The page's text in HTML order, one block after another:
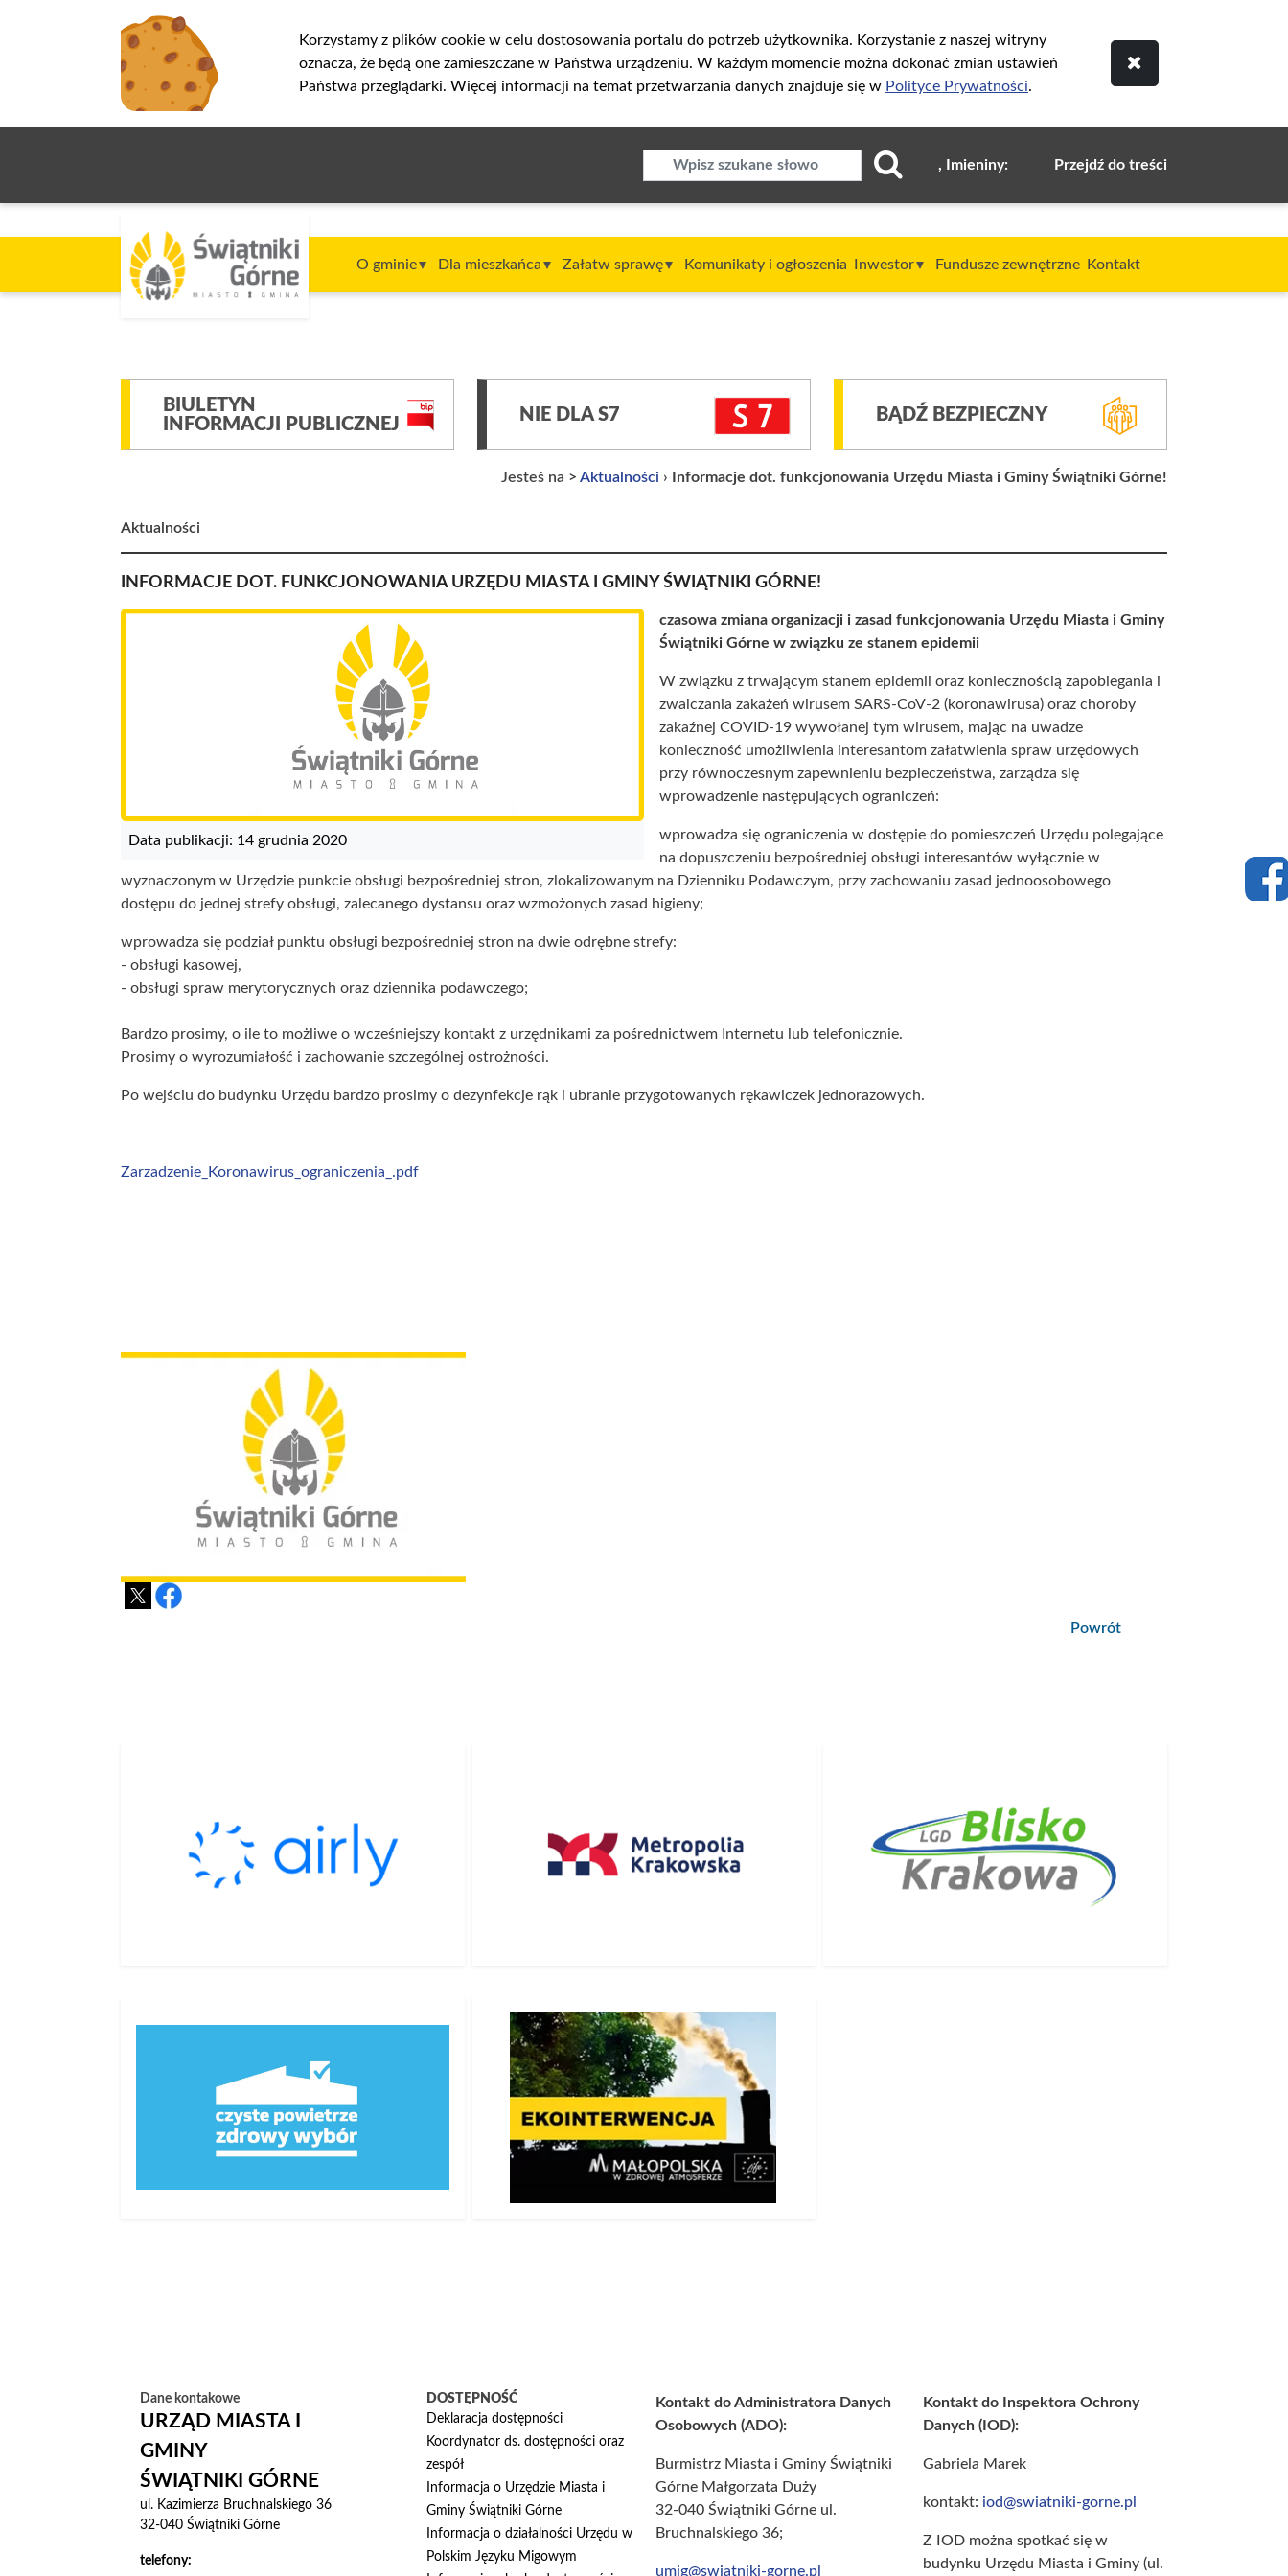
Korzystamy z plików cookie w celu dostosowania portalu do potrzeb użytkownika. Korzystanie z naszej witryny
oznacza, że będą one zamieszczane w Państwa urządzeniu. W każdym momencie można dokonać zmian ustawień
Państwa przeglądarki. Więcej informacji na temat przetwarzania danych znajduje się w Polityce Prywatności.
, Imieniny: Przejdź do treści
O gminie Dla mieszkańca Załatw sprawę Komunikaty i ogłoszenia Inwestor Fundusze zewnętrzne Kontakt
BIULETYN
INFORMACJI PUBLICZNEJ
NIE DLA S7 BĄDŹ BEZPIECZNY
Jesteś na > Aktualności › Informacje dot. funkcjonowania Urzędu Miasta i Gminy Świątniki Górne!
Aktualności
INFORMACJE DOT. FUNKCJONOWANIA URZĘDU MIASTA I GMINY ŚWIĄTNIKI GÓRNE!
Data publikacji: 14 grudnia 2020
czasowa zmiana organizacji i zasad funkcjonowania Urzędu Miasta i Gminy
Świątniki Górne w związku ze stanem epidemii
W związku z trwającym stanem epidemii oraz koniecznością zapobiegania i
zwalczania zakażeń wirusem SARS-CoV-2 (koronawirusa) oraz choroby
zakaźnej COVID-19 wywołanej tym wirusem, mając na uwadze
konieczność umożliwienia interesantom załatwienia spraw urzędowych
przy równoczesnym zapewnieniu bezpieczeństwa, zarządza się
wprowadzenie następujących ograniczeń:
wprowadza się ograniczenia w dostępie do pomieszczeń Urzędu polegające
na dopuszczeniu bezpośredniej obsługi interesantów wyłącznie w
wyznaczonym w Urzędzie punkcie obsługi bezpośredniej stron, zlokalizowanym na Dzienniku Podawczym, przy zachowaniu zasad jednoosobowego
dostępu do jednej strefy obsługi, zalecanego dystansu oraz wzmożonych zasad higieny;
wprowadza się podział punktu obsługi bezpośredniej stron na dwie odrębne strefy:
- obsługi kasowej,
- obsługi spraw merytorycznych oraz dziennika podawczego;
Bardzo prosimy, o ile to możliwe o wcześniejszy kontakt z urzędnikami za pośrednictwem Internetu lub telefonicznie.
Prosimy o wyrozumiałość i zachowanie szczególnej ostrożności.
Po wejściu do budynku Urzędu bardzo prosimy o dezynfekcje rąk i ubranie przygotowanych rękawiczek jednorazowych.
Zarzadzenie_Koronawirus_ograniczenia_.pdf
Powrót
Dane kontakowe
URZĄD MIASTA I
GMINY
ŚWIĄTNIKI GÓRNE
ul. Kazimierza Bruchnalskiego 36
32-040 Świątniki Górne
telefony:
DOSTĘPNOŚĆ
Deklaracja dostępności
Koordynator ds. dostępności oraz
zespół
Informacja o Urzędzie Miasta i
Gminy Świątniki Górne
Informacja o działalności Urzędu w
Polskim Języku Migowym
Kontakt do Administratora Danych
Osobowych (ADO):
Burmistrz Miasta i Gminy Świątniki
Górne Małgorzata Duży
32-040 Świątniki Górne ul.
Bruchnalskiego 36;
umig@swiatniki-gorne.pl
Kontakt do Inspektora Ochrony
Danych (IOD):
Gabriela Marek
kontakt: iod@swiatniki-gorne.pl
Z IOD można spotkać się w
budynku Urzędu Miasta i Gminy (ul.